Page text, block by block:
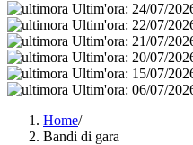
Ultim'ora: 24/07/
Ultim'ora: 22/07/
Ultim'ora: 21/07/
Ultim'ora: 20/07/
Ultim'ora: 15/07/
Ultim'ora: 06/07/
Home/
Bandi di gara